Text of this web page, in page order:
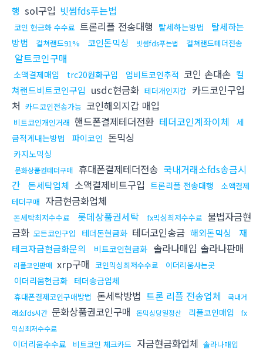
행 sol구입 빗썸fds푸는법
코인 현금화 수수료 트론리플 전송대행 탈세하는방법
탈세하는
방법
컬쳐랜드91% 코인돈믹싱 빗썸fds푸는법 컬쳐랜드테더전송
알트코인구매
소액결제매입 trc20원화구입 업비트코인추적 코인 손대손 컬
쳐랜드비트코인구입 usdc현금화 테더개인지갑 카드코인구입
처 카드코인전송가능 코인해외지갑 매입
비트코인개인거래 핸드폰결제테더전환 테더코인계좌이체
세
금적게내는방법
파이코인 돈믹싱
카지노믹싱
문화상품권테더구매 휴대폰결제테더전송 국내거래소fds송금시
간
돈세탁업체 소액결제비트구입 트론리플 전송대행
소액결제
테더구매 자금현금화업체
돈세탁최저수수료 롯데상품권세탁 fx믹싱최저수수료 불법자금현
금화 모든코인구입 테더돈현금화 테더코인송금 해외돈믹싱
재
테크자금현금화문의
비트코인현금화 솔라나매입 솔라나판매
리플코인판매 xrp구매 코인믹싱최저수수료 이더리움사는곳
이더리움현금화 테더송금업체
휴대폰결제코인구매방법 돈세탁방법 트론 리플 전송업체
국내거
래소fds시간 문화상품권코인구매 돈믹싱당일정산 리플코인매입
fx
믹싱최저수수료
이더리움수수료 비트코인 체크카드 자금현금화업체 솔라나매입